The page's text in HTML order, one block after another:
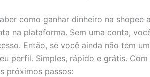
como ganhar dinheiro na shopee
na plataforma. Sem uma conta,
Então, se você ainda não tem
perfil. Simples, rápido e grátis.
próximos passos: